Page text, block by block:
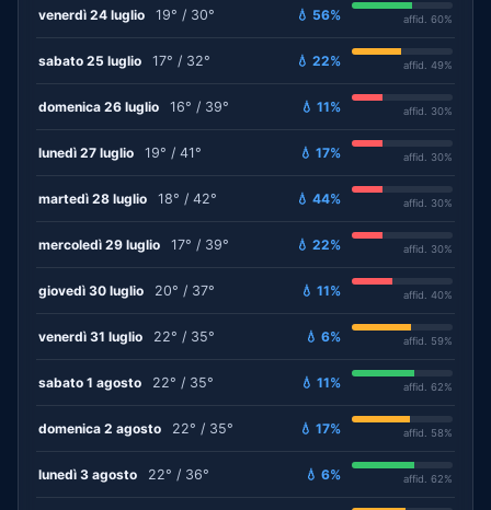
venerdì 24 luglio 19° / 30° 💧 56% affid. 60%
sabato 25 luglio 17° / 32° 💧 22% affid. 49%
domenica 26 luglio 16° / 39° 💧 11% affid. 30%
lunedì 27 luglio 19° / 41° 💧 17% affid. 30%
martedì 28 luglio 18° / 42° 💧 44% affid. 30%
mercoledì 29 luglio 17° / 39° 💧 22% affid. 30%
giovedì 30 luglio 20° / 37° 💧 11% affid. 40%
venerdì 31 luglio 22° / 35° 💧 6% affid. 59%
sabato 1 agosto 22° / 35° 💧 11% affid. 62%
domenica 2 agosto 22° / 35° 💧 17% affid. 58%
lunedì 3 agosto 22° / 36° 💧 6% affid. 62%